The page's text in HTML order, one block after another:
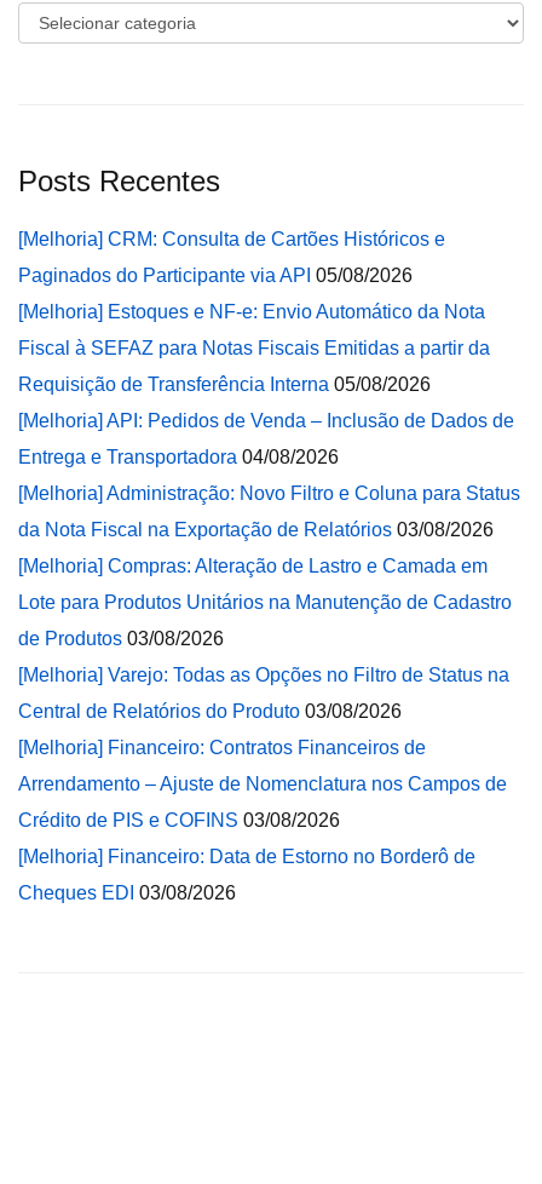
Categorias
Posts Recentes
[Melhoria] CRM: Consulta de Cartões Históricos e
Paginados do Participante via API 05/08/2026
[Melhoria] Estoques e NF-e: Envio Automático da Nota
Fiscal à SEFAZ para Notas Fiscais Emitidas a partir da
Requisição de Transferência Interna 05/08/2026
[Melhoria] API: Pedidos de Venda – Inclusão de Dados de
Entrega e Transportadora 04/08/2026
[Melhoria] Administração: Novo Filtro e Coluna para Status
da Nota Fiscal na Exportação de Relatórios 03/08/2026
[Melhoria] Compras: Alteração de Lastro e Camada em
Lote para Produtos Unitários na Manutenção de Cadastro
de Produtos 03/08/2026
[Melhoria] Varejo: Todas as Opções no Filtro de Status na
Central de Relatórios do Produto 03/08/2026
[Melhoria] Financeiro: Contratos Financeiros de
Arrendamento – Ajuste de Nomenclatura nos Campos de
Crédito de PIS e COFINS 03/08/2026
[Melhoria] Financeiro: Data de Estorno no Borderô de
Cheques EDI 03/08/2026